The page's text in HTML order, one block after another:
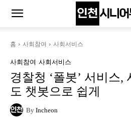
홈 사회참여 사회서비스
사회참여 사회서비스
경찰청 ‘폴봇’ 서비스,
도 챗봇으로 쉽게
By Incheon